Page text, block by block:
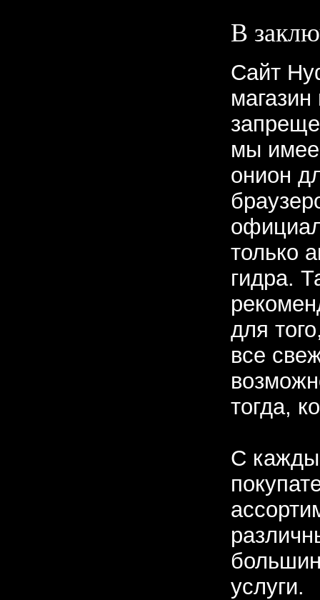
В
Сайт
мы
онион
только
гидра.
для
все
тогда,
С
услуги.